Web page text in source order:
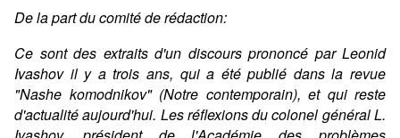
De la part du comité de rédaction:
Ce sont des extraits d'un discours prononcé par Leonid
Ivashov il y a trois ans, qui a été publié dans la revue
"Nashe komodnikov" (Notre contemporain), et qui reste
d'actualité aujourd'hui. Les réflexions du colonel général L.